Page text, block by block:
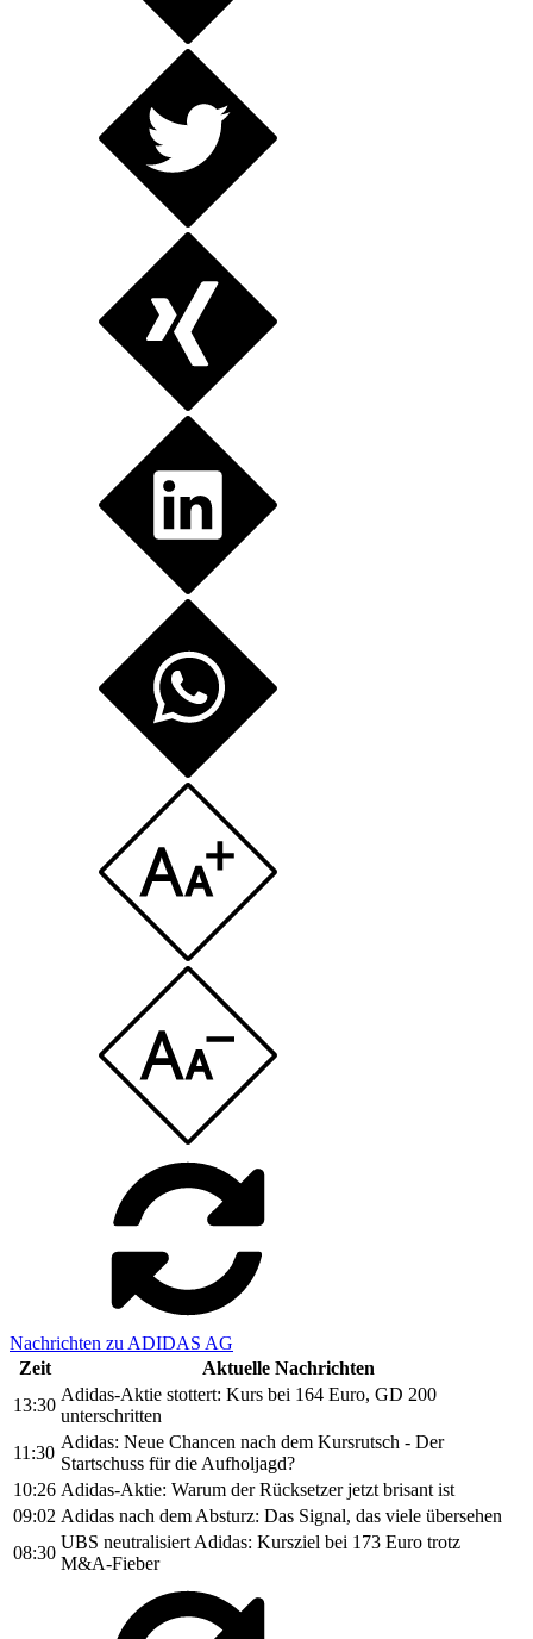
Nachrichten zu ADIDAS AG
Zeit
Aktuelle Nachrichten
13:30
Adidas-Aktie stottert: Kurs bei 164 Euro, GD 200
unterschritten
11:30
Adidas: Neue Chancen nach dem Kursrutsch - Der
Startschuss für die Aufholjagd?
10:26 Adidas-Aktie: Warum der Rücksetzer jetzt brisant ist
09:02 Adidas nach dem Absturz: Das Signal, das viele übersehen
08:30
UBS neutralisiert Adidas: Kursziel bei 173 Euro trotz
M&A-Fieber